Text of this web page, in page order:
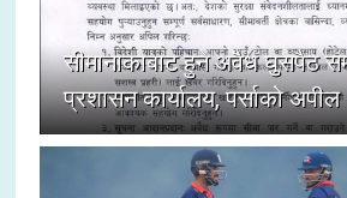
सीमानाकाबाट हुने अवैध घुसपैठ
प्रशासन कार्यालय, पर्साको अपील